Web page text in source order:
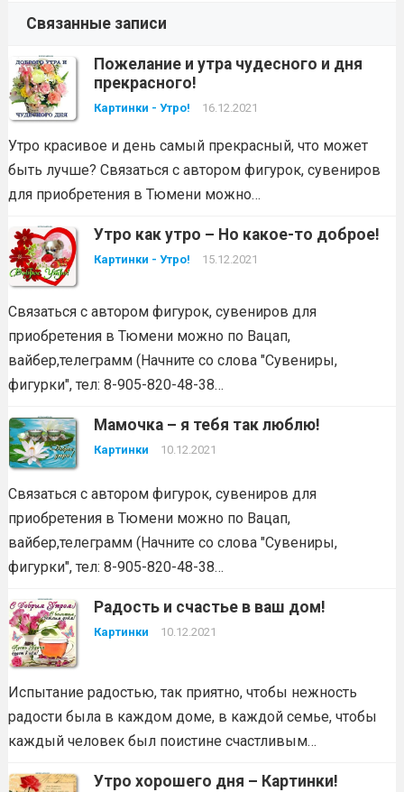
Связанные записи
Пожелание и утра чудесного и дня
прекрасного!
Картинки - Утро! 16.12.2021
Утро красивое и день самый прекрасный, что может
быть лучше? Связаться с автором фигурок, сувениров
для приобретения в Тюмени можно…
Утро как утро – Но какое-то доброе!
Картинки - Утро! 15.12.2021
Связаться с автором фигурок, сувениров для
приобретения в Тюмени можно по Вацап,
вайбер,телеграмм (Начните со слова "Сувениры,
фигурки", тел: 8-905-820-48-38…
Мамочка – я тебя так люблю!
Картинки 10.12.2021
Связаться с автором фигурок, сувениров для
приобретения в Тюмени можно по Вацап,
вайбер,телеграмм (Начните со слова "Сувениры,
фигурки", тел: 8-905-820-48-38…
Радость и счастье в ваш дом!
Картинки 10.12.2021
Испытание радостью, так приятно, чтобы нежность
радости была в каждом доме, в каждой семье, чтобы
каждый человек был поистине счастливым…
Утро хорошего дня – Картинки!